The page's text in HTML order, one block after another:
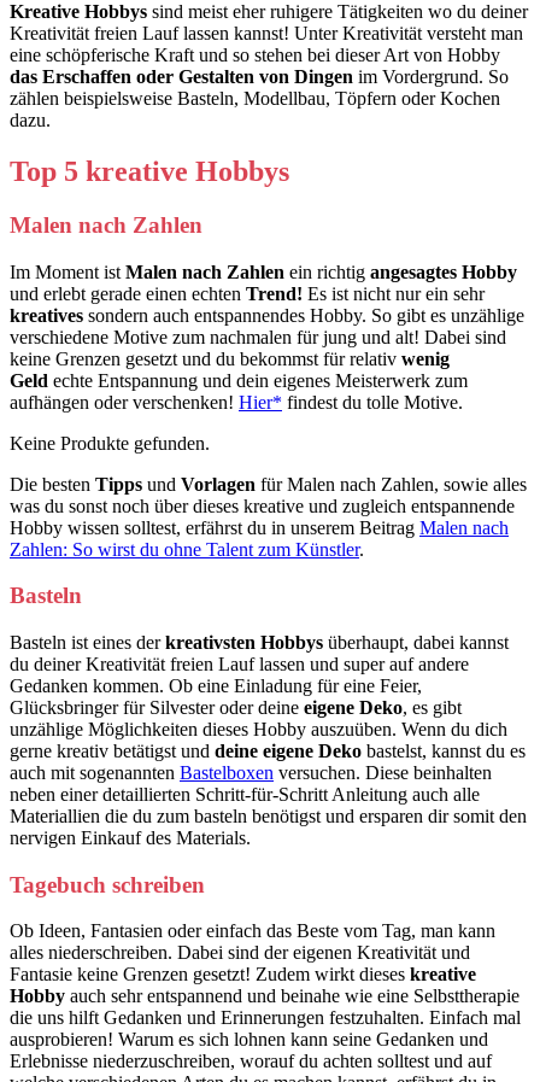
Kreative Hobbys sind meist eher ruhigere Tätigkeiten wo du deiner
Kreativität freien Lauf lassen kannst! Unter Kreativität versteht man
eine schöpferische Kraft und so stehen bei dieser Art von Hobby
das Erschaffen oder Gestalten von Dingen im Vordergrund. So
zählen beispielsweise Basteln, Modellbau, Töpfern oder Kochen
dazu.
Top 5 kreative Hobbys
Malen nach Zahlen
Im Moment ist Malen nach Zahlen ein richtig angesagtes Hobby
und erlebt gerade einen echten Trend! Es ist nicht nur ein sehr
kreatives sondern auch entspannendes Hobby. So gibt es unzählige
verschiedene Motive zum nachmalen für jung und alt! Dabei sind
keine Grenzen gesetzt und du bekommst für relativ wenig
Geld echte Entspannung und dein eigenes Meisterwerk zum
aufhängen oder verschenken! Hier* findest du tolle Motive.
Keine Produkte gefunden.
Die besten Tipps und Vorlagen für Malen nach Zahlen, sowie alles
was du sonst noch über dieses kreative und zugleich entspannende
Hobby wissen solltest, erfährst du in unserem Beitrag Malen nach
Zahlen: So wirst du ohne Talent zum Künstler.
Basteln
Basteln ist eines derkreativsten Hobbys überhaupt, dabei kannst
du deiner Kreativität freien Lauf lassen und super auf andere
Gedanken kommen. Ob eine Einladung für eine Feier,
Glücksbringer für Silvester oder deine eigene Deko, es gibt
unzählige Möglichkeiten dieses Hobby auszuüben. Wenn du dich
gerne kreativ betätigst und deine eigene Deko bastelst, kannst du es
auch mit sogenannten Bastelboxen versuchen. Diese beinhalten
neben einer detaillierten Schritt-für-Schritt Anleitung auch alle
Materiallien die du zum basteln benötigst und ersparen dir somit den
nervigen Einkauf des Materials.
Tagebuch schreiben
Ob Ideen, Fantasien oder einfach das Beste vom Tag, man kann
alles niederschreiben. Dabei sind der eigenen Kreativität und
Fantasie keine Grenzen gesetzt! Zudem wirkt dieses kreative
Hobby auch sehr entspannend und beinahe wie eine Selbsttherapie
die uns hilft Gedanken und Erinnerungen festzuhalten. Einfach mal
ausprobieren! Warum es sich lohnen kann seine Gedanken und
Erlebnisse niederzuschreiben, worauf du achten solltest und auf